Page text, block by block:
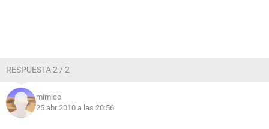
RESPUESTA 2 / 2
mimico
25 abr 2010 a las 20:56